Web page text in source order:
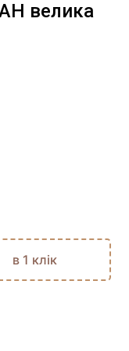
велика
в 1 клік